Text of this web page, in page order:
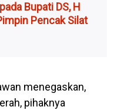
Bupati DS, H
Pencak Silat
menegaskan,
pihaknya